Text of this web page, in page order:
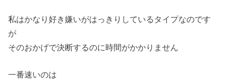
私はかなり好き嫌いがはっきりしているタイプなのです
が
そのおかげで決断するのに時間がかかりません
一番速いのは